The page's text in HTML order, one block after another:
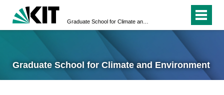
Graduate School for Climate and Environment